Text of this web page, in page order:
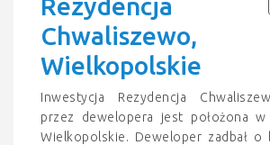
Rezydencja
Chwaliszewo,
Wielkopolskie
Inwestycja Rezydencja
przez dewelopera jest położona
Wielkopolskie. Deweloper zadbał o